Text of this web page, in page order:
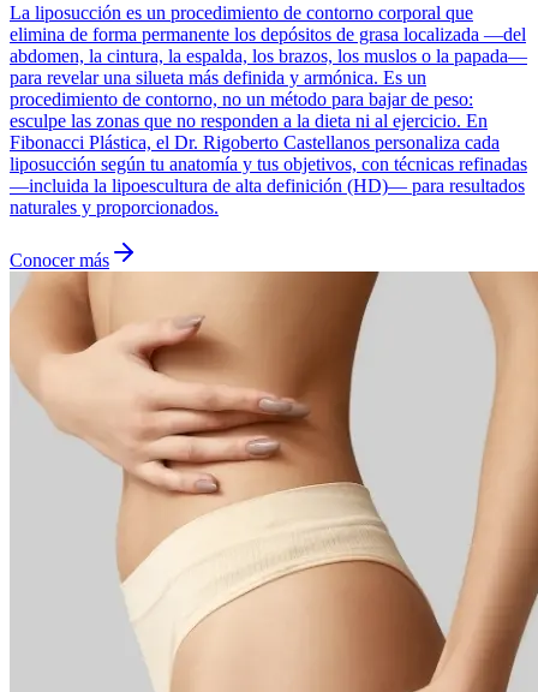
La liposucción es un procedimiento de contorno corporal que
elimina de forma permanente los depósitos de grasa localizada —del
abdomen, la cintura, la espalda, los brazos, los muslos o la papada—
para revelar una silueta más definida y armónica. Es un
procedimiento de contorno, no un método para bajar de peso:
esculpe las zonas que no responden a la dieta ni al ejercicio. En
Fibonacci Plástica, el Dr. Rigoberto Castellanos personaliza cada
liposucción según tu anatomía y tus objetivos, con técnicas refinadas
—incluida la lipoescultura de alta definición (HD)— para resultados
naturales y proporcionados.
Conocer más